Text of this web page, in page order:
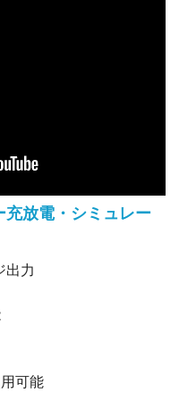
放電・シミュレー
力
可能